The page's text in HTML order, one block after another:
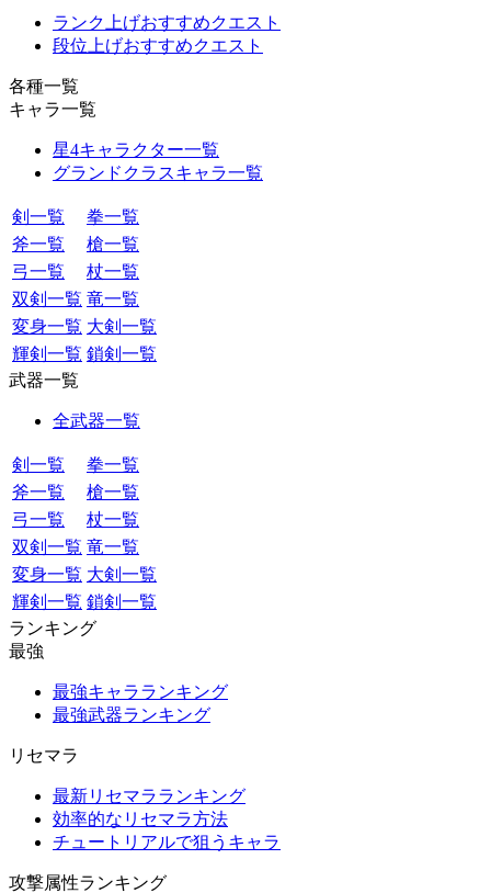
ランク上げおすすめクエスト
段位上げおすすめクエスト
各種一覧
キャラ一覧
星4キャラクター一覧
グランドクラスキャラ一覧
剣一覧
拳一覧
斧一覧
槍一覧
弓一覧
杖一覧
双剣一覧 竜一覧
変身一覧 大剣一覧
輝剣一覧 鎖剣一覧
武器一覧
全武器一覧
剣一覧
拳一覧
斧一覧
槍一覧
弓一覧
杖一覧
双剣一覧 竜一覧
変身一覧 大剣一覧
輝剣一覧 鎖剣一覧
ランキング
最強
最強キャラランキング
最強武器ランキング
リセマラ
最新リセマラランキング
効率的なリセマラ方法
チュートリアルで狙うキャラ
攻撃属性ランキング